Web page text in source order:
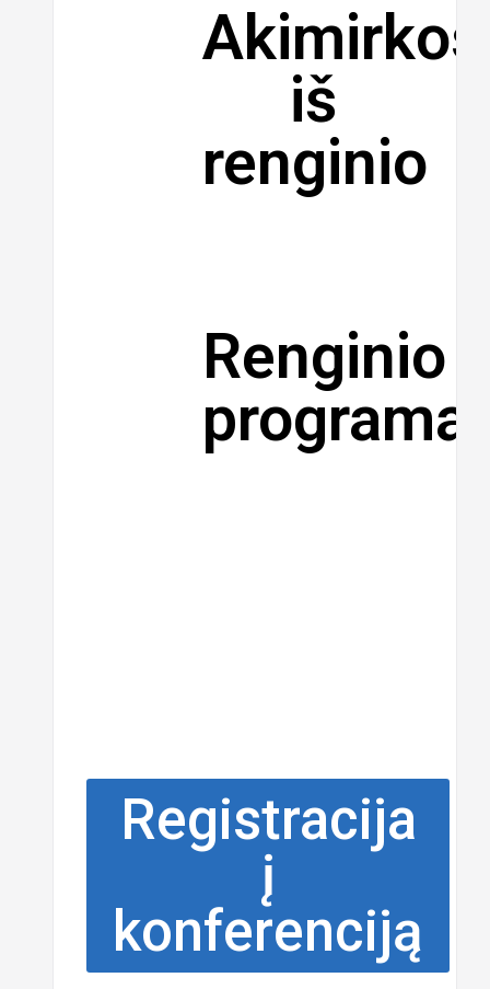
Akimirkos
iš
renginio
Renginio
programa
Registracija
į
konferenciją